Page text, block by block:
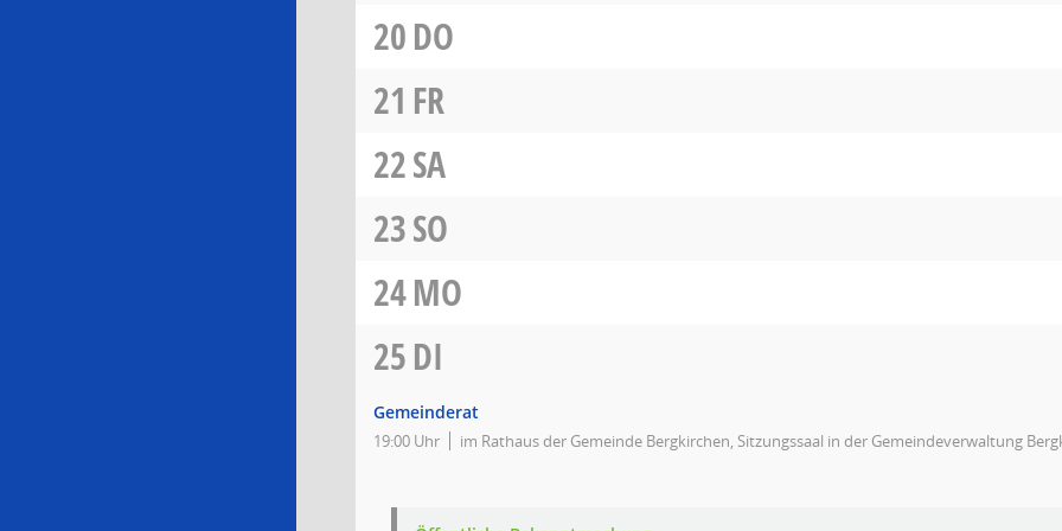
20DO
21 FR
22SA
23SO
24MO
25DI
Gemeinderat
19:00 Uhr im Rathaus der Gemeinde Bergkirchen, Sitzungssaal in der Gemeindeverwaltung